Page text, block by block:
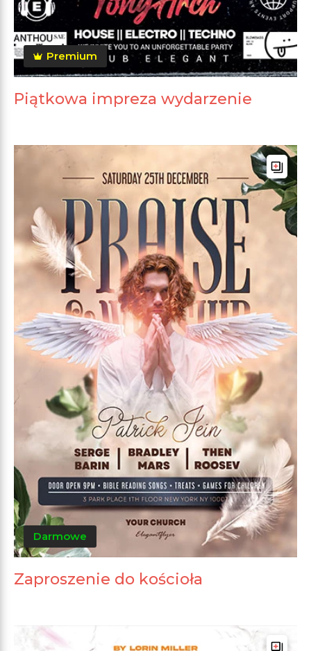
Premium
Piątkowa impreza wydarzenie
Darmowe
Zaproszenie do kościoła